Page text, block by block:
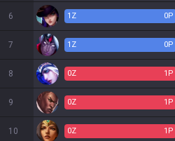
6 1 Z 0P
7 1 Z 0P
8 0Z 1 P
9 0Z 1 P
10 0Z 1 P